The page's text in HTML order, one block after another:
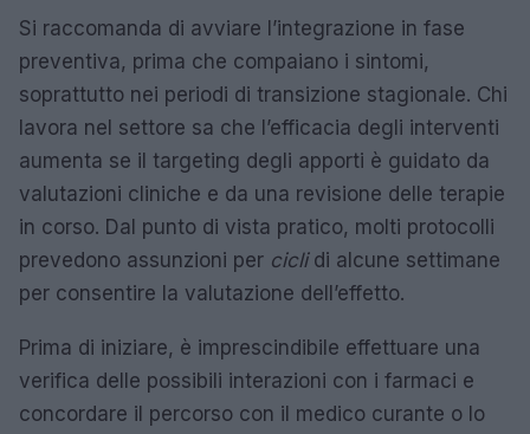
Si raccomanda di avviare l’integrazione in fase
preventiva, prima che compaiano i sintomi,
soprattutto nei periodi di transizione stagionale. Chi
lavora nel settore sa che l’efficacia degli interventi
aumenta se il targeting degli apporti è guidato da
valutazioni cliniche e da una revisione delle terapie
in corso. Dal punto di vista pratico, molti protocolli
prevedono assunzioni per ciclidi alcune settimane
per consentire la valutazione dell’effetto.
Prima di iniziare, è imprescindibile effettuare una
verifica delle possibili interazioni con i farmaci e
concordare il percorso con il medico curante o lo